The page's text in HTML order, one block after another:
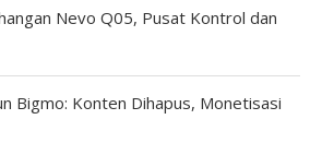
Nevo Q05, Pusat Kontrol dan
Bigmo: Konten Dihapus, Monetisasi